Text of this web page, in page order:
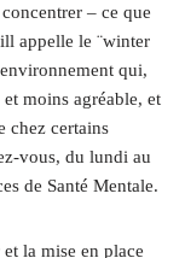
– ce que
appelle le ¨winter
qui,
moins agréable, et
chez certains
vous, du lundi au
de Santé Mentale.
la mise en place